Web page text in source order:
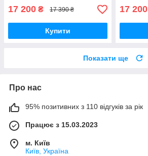
17 200 ₴ 17 390 ₴
Купити
17 200
Показати ще
Про нас
95% позитивних з 110 відгуків за рік
Працює з 15.03.2023
м. Київ
Київ, Україна